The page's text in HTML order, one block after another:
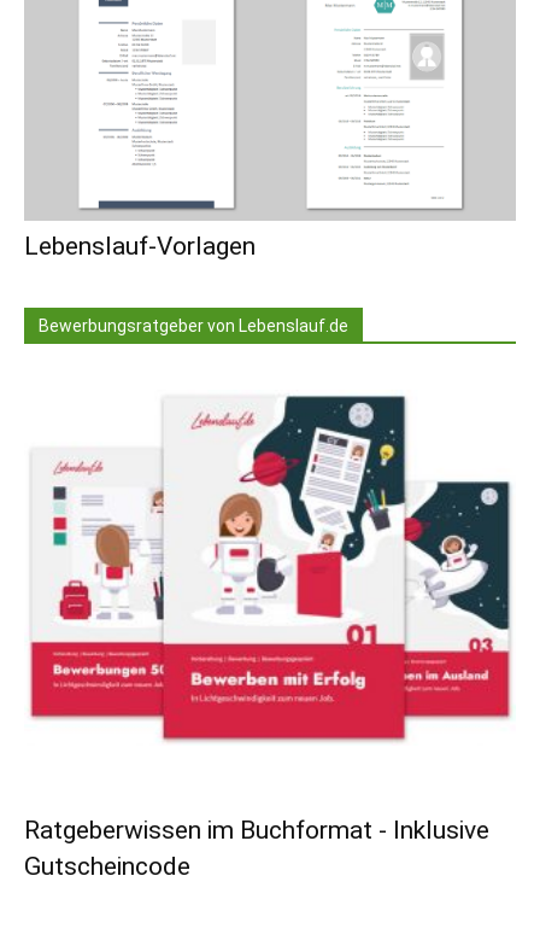
Lebenslauf-Vorlagen
Bewerbungsratgeber von Lebenslauf.de
Ratgeberwissen im Buchformat - Inklusive
Gutscheincode